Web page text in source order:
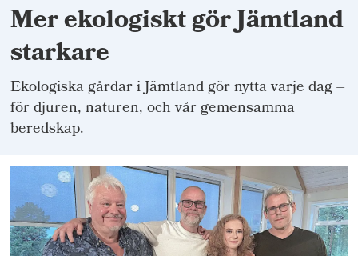
Mer ekologiskt gör Jämtland
starkare
Ekologiska gårdar i Jämtland gör nytta varje dag –
för djuren, naturen, och vår gemensamma
beredskap.